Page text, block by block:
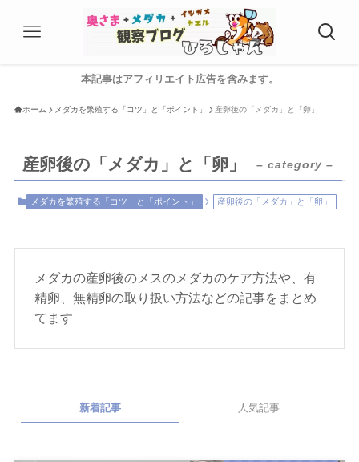
本記事はアフィリエイト広告を含みます。
ホーム メダカを繁殖する「コツ」と「ポイント」 産卵後の「メダカ」と「卵」
産卵後の「メダカ」と「卵」 – category –
メダカを繁殖する「コツ」と「ポイント」 産卵後の「メダカ」と「卵」
メダカの産卵後のメスのメダカのケア方法や、有
精卵、無精卵の取り扱い方法などの記事をまとめ
てます
新着記事 人気記事